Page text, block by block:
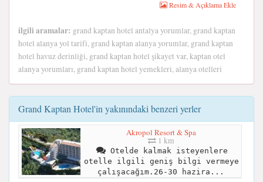
Resim & Açıklama Ekle
ilgili aramalar: grand kaptan hotel antalya yorumlar, grand kaptan
hotel alanya yol tarifi, grand kaptan alanya yorumlar, grand kaptan
hotel havuz derinliği, grand kaptan hotel şikayet var, kaptan otel
alanya yorumları, grand kaptan hotel yemekleri, alanya otelleri
Grand Kaptan Hotel'in yakınındaki benzeri yerler
Akropol Resort & Spa
1 km
Otelde kalmak isteyenlere
otelle ilgili geniş bilgi vermeye
çalışacağım.26-30 hazira...